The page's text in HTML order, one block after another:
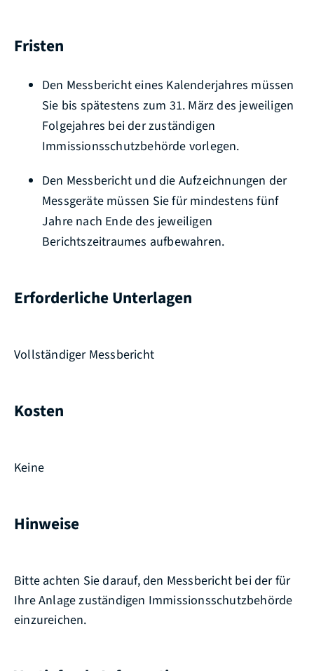
Fristen
Den Messbericht eines Kalenderjahres müssen
Sie bis spätestens zum 31. März des jeweiligen
Folgejahres bei der zuständigen
Immissionsschutzbehörde vorlegen.
Den Messbericht und die Aufzeichnungen der
Messgeräte müssen Sie für mindestens fünf
Jahre nach Ende des jeweiligen
Berichtszeitraumes aufbewahren.
Erforderliche Unterlagen
Vollständiger Messbericht
Kosten
Keine
Hinweise
Bitte achten Sie darauf, den Messbericht bei der für
Ihre Anlage zuständigen Immissionsschutzbehörde
einzureichen.